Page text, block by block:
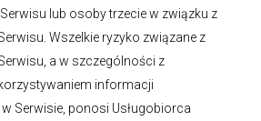
lub osoby trzecie w związku z
Wszelkie ryzyko związane z
a w szczególności z
informacji
Serwisie, ponosi Usługobiorca